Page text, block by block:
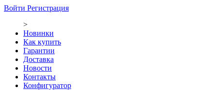
Войти Регистрация
>
Новинки
Как купить
Гарантии
Доставка
Новости
Контакты
Конфигуратор